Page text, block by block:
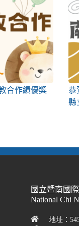
合作績優獎
恭
縣
國立暨南國
National Chi
地址：